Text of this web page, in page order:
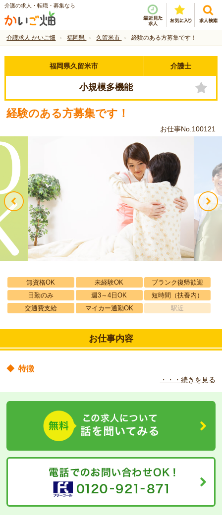
介護の求人・転職・募集なら
介護求人 かいご畑 福岡県 久留米市 経験のある方募集です！
福岡県久留米市 介護士
小規模多機能
経験のある方募集です！
お仕事No.100121
無資格OK 未経験OK
ブランク復帰歓迎
日勤のみ
週3～4日OK
短時間（扶養内）
交通費支給
マイカー通勤OK 駅近
お仕事内容
◆ 特徴
通いを中心に、家族の都合など必要な時はいつでも宿泊が可能で、
家にいる時は訪問介護が利用できます。顔見知りの職員や利用者様
がいらっしゃるで宿泊も安心してご利用になれます。
・・・続きを見る